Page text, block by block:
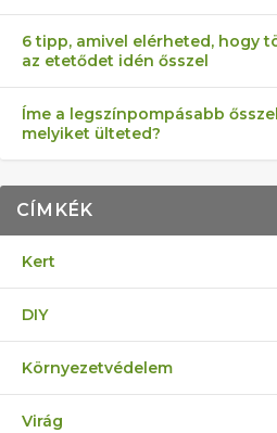
6 tipp, amivel elérheted, hogy
az etetődet idén ősszel
Íme a legszínpompásabb
melyiket ülteted?
CÍMKÉK
Kert
DIY
Környezetvédelem
Virág